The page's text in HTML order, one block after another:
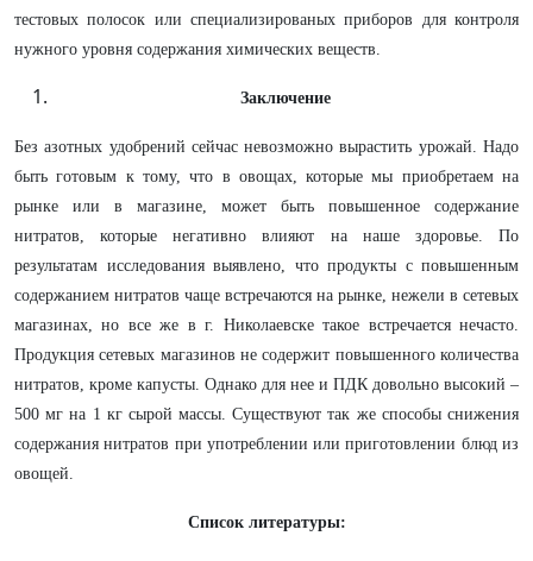
тестовых полосок или специализированых приборов для контроля
нужного уровня содержания химических веществ.
Заключение
Без азотных удобрений сейчас невозможно вырастить урожай. Надо
быть готовым к тому, что в овощах, которые мы приобретаем на
рынке или в магазине, может быть повышенное содержание
нитратов, которые негативно влияют на наше здоровье. По
результатам исследования выявлено, что продукты с повышенным
содержанием нитратов чаще встречаются на рынке, нежели в сетевых
магазинах, но все же в г. Николаевске такое встречается нечасто.
Продукция сетевых магазинов не содержит повышенного количества
нитратов, кроме капусты. Однако для нее и ПДК довольно высокий –
500 мг на 1 кг сырой массы. Существуют так же способы снижения
содержания нитратов при употреблении или приготовлении блюд из
овощей.
Список литературы: